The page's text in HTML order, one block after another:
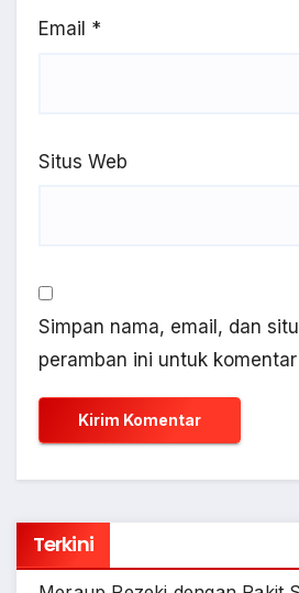
Email *
Situs Web
Simpan nama, email, dan
peramban ini untuk
Terkini